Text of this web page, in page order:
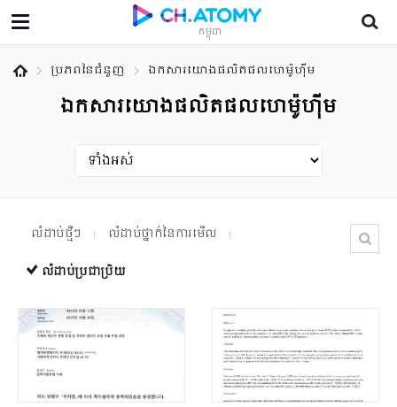
កម្ពុជា
ប្រភពនៃជំនួញ ឯកសារយោងផលិតផលហេម៉ូហ៊ីម
ឯកសារយោងផលិតផលហេម៉ូហ៊ីម
លំដាប់ថ្មីៗ លំដាប់ថ្នាក់នៃការមើល
លំដាប់ប្រជាប្រិយ